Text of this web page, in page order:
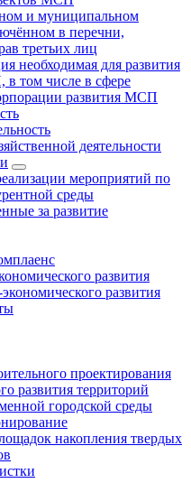
и муниципальном
в перечни,
третьих лиц
необходимая для развития
том числе в сфере
развития МСП
деятельности
мероприятий по
среды
за развитие
развития
развития
проектирования
развития территорий
городской среды
накопления твердых